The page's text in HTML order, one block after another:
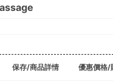
保存/商品詳情 優惠價格/